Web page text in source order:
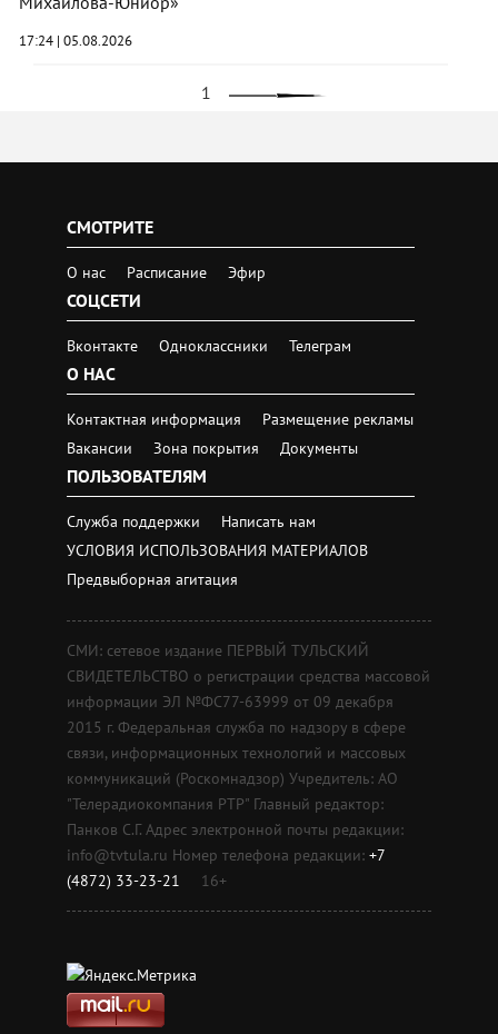
17:24 | 05.08.2026
1 ›
СМОТРИТЕ
О нас Расписание Эфир
СОЦСЕТИ
Вконтакте Одноклассники Телеграм
О НАС
Контактная информация
Размещение рекламы
Вакансии
Зона покрытия Документы
ПОЛЬЗОВАТЕЛЯМ
Служба поддержки
Написать нам
УСЛОВИЯ ИСПОЛЬЗОВАНИЯ МАТЕРИАЛОВ
Предвыборная агитация
СМИ: сетевое издание ПЕРВЫЙ ТУЛЬСКИЙ
СВИДЕТЕЛЬСТВО о регистрации средства массовой
информации ЭЛ №ФС77-63999 от 09 декабря
2015 г. Федеральная служба по надзору в сфере
связи, информационных технологий и массовых
коммуникаций (Роскомнадзор) Учредитель: АО
"Телерадиокомпания РТР" Главный редактор:
Панков С.Г. Адрес электронной почты редакции:
info@tvtula.ru Номер телефона редакции: +7
(4872) 33-23-21
16+